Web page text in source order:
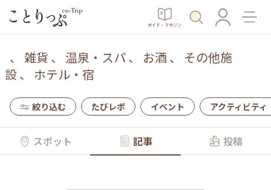
ガイド・マガジン
、 雑貨 、 温泉・スパ、 お酒 、 その他施
設、 ホテル・宿
絞り込む たびレポ イベント アクティビティ
スポット 記事 投稿